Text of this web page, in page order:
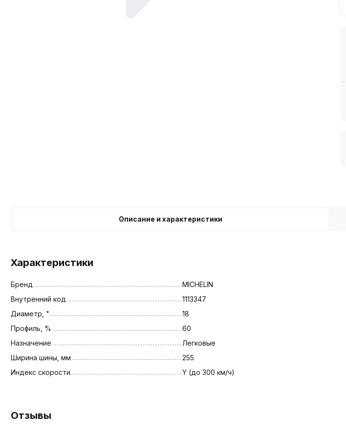
Описание и характеристики
Характеристики
Бренд
MICHELIN
Внутренний код
1113347
Диаметр, "
18
Профиль, %
60
Назначение
Легковые
Ширина шины, мм
255
Индекс скорости
Y (до 300 км/ч)
Отзывы